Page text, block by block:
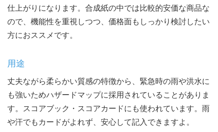
仕上がりになります。合成紙の中では比較的安価な商品な
ので、機能性を重視しつつ、価格面もしっかり検討したい
方におススメです。
用途
丈夫ながら柔らかい質感の特徴から、緊急時の雨や洪水に
も強いためハザードマップに採用されていることがありま
す。スコアブック・スコアカードにも使われています。雨
や汗でもカードがよれず、安心して記入できますよ。